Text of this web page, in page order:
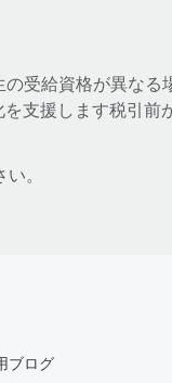
受給資格が異なる
支援します‌税引前
。
ブログ